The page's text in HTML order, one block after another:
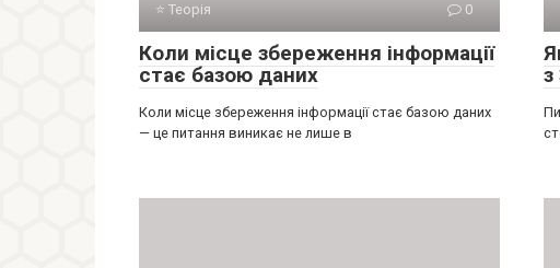
⭐ Теорія 0
Коли місце збереження інформації
стає базою даних
Коли місце збереження інформації стає базою даних
— це питання виникає не лише в
з